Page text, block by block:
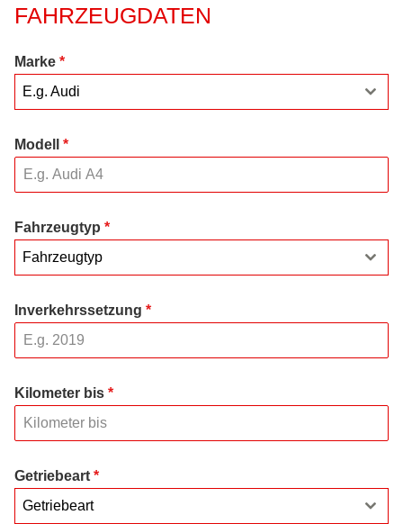
FAHRZEUGDATEN
Marke *
E.g. Audi
Modell *
Fahrzeugtyp *
Fahrzeugtyp
Inverkehrssetzung *
Kilometer bis *
Getriebeart *
Getriebeart